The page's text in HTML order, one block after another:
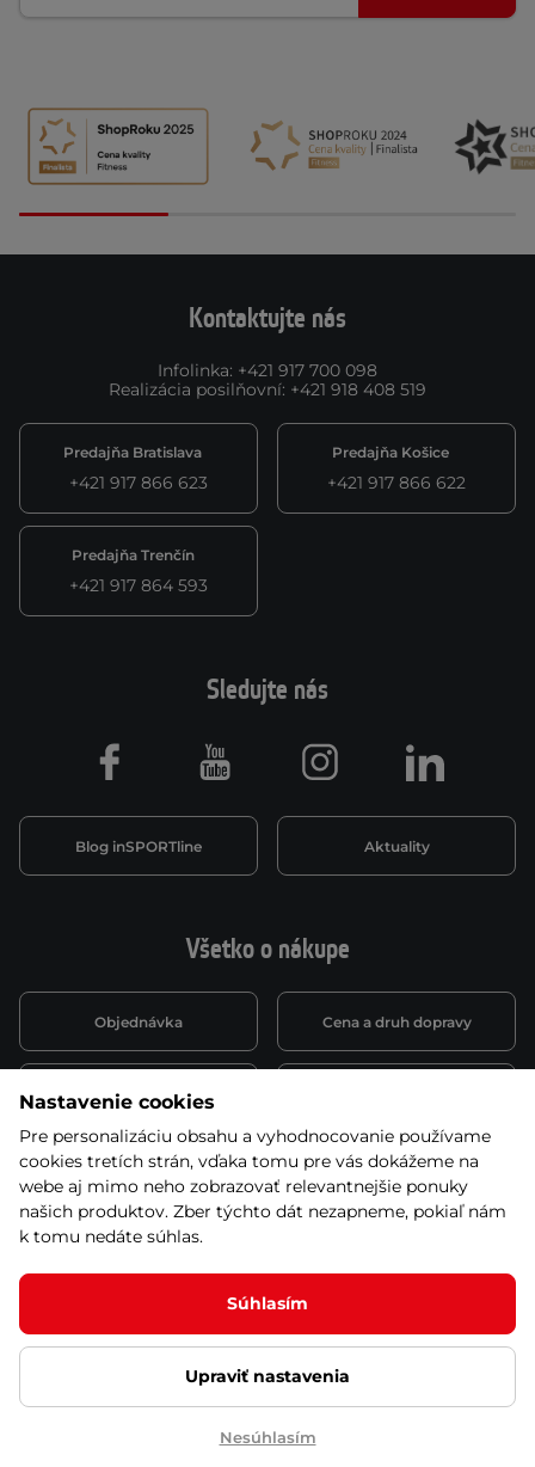
Kontaktujte nás
Infolinka: +421 917 700 098
Realizácia posilňovní: +421 918 408 519
Predajňa Bratislava
+421 917 866 623
Predajňa Košice
+421 917 866 622
Predajňa Trenčín
+421 917 864 593
Všetko o nákupe
Objednávka Cena a druh dopravy
Spôsob platby
Montáž a servis Reklamácie a záruka
Kariéra
Sledujte nás
Blog inSPORTline Aktuality
Facebook Youtube Instagram LinkedIn
© 2026 Stores inSPORTline SK, s.r.o. Všetky práva vyhradené
Ochrana osobných údajov Nastavenie cookies
Nastavenie cookies
Pre personalizáciu obsahu a vyhodnocovanie používame
cookies tretích strán, vďaka tomu pre vás dokážeme na
webe aj mimo neho zobrazovať relevantnejšie ponuky
našich produktov. Zber týchto dát nezapneme, pokiaľ nám
k tomu nedáte súhlas.
Súhlasím
Upraviť nastavenia
Nesúhlasím